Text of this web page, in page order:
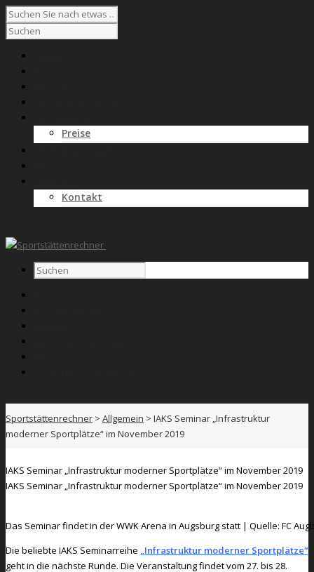
Preise
Kontakt
Sportstättenrechner > Allgemein > IAKS Seminar „Infrastruktur
moderner Sportplätze“ im November 2019
IAKS Seminar „Infrastruktur moderner Sportplätze“ im November 2019
IAKS Seminar „Infrastruktur moderner Sportplätze“ im November 2019
Das Seminar findet in der WWK Arena in Augsburg statt | Quelle: FC
Die beliebte IAKS Seminarreihe „Infrastruktur moderner Sportplätze“
geht in die nächste Runde. Die Veranstaltung findet vom 27. bis 28.